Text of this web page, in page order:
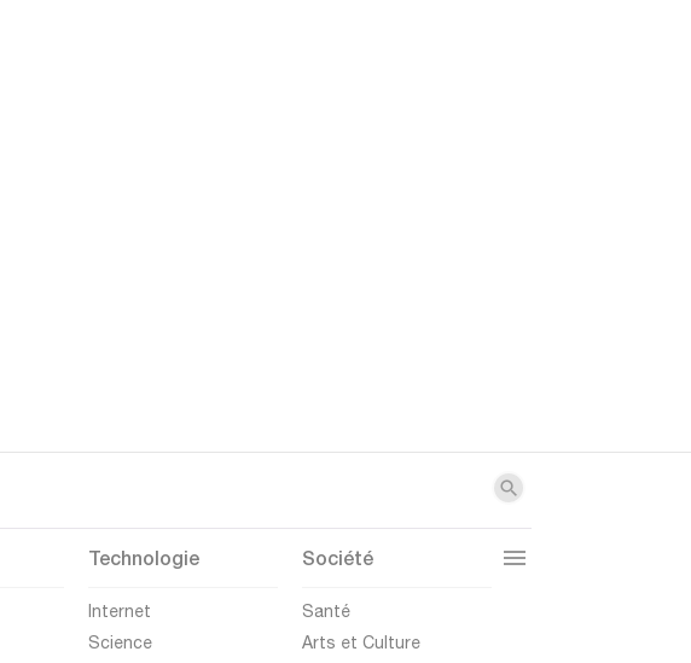
Technologie
Internet
Science
Société
Santé
Arts et Culture